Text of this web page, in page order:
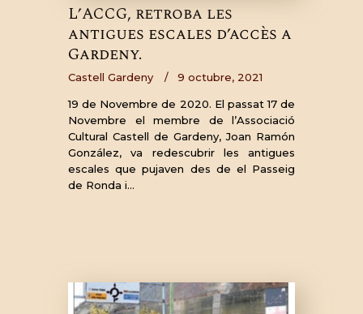
L’ACCG, retroba les
antigues escales d’accès a
Gardeny.
Castell Gardeny 9 octubre, 2021
19 de Novembre de 2020. El passat 17 de
Novembre el membre de l’Associació
Cultural Castell de Gardeny, Joan Ramón
González, va redescubrir les antigues
escales que pujaven des de el Passeig
de Ronda i…